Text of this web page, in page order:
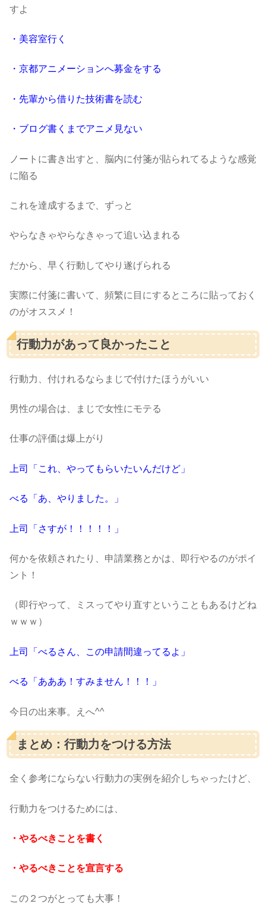
すよ
・美容室行く
・京都アニメーションへ募金をする
・先輩から借りた技術書を読む
・ブログ書くまでアニメ見ない
ノートに書き出すと、脳内に付箋が貼られてるような感覚
に陥る
これを達成するまで、ずっと
やらなきゃやらなきゃって追い込まれる
だから、早く行動してやり遂げられる
実際に付箋に書いて、頻繁に目にするところに貼っておく
のがオススメ！
行動力があって良かったこと
行動力、付けれるならまじで付けたほうがいい
男性の場合は、まじで女性にモテる
仕事の評価は爆上がり
上司「これ、やってもらいたいんだけど」
べる「あ、やりました。」
上司「さすが！！！！！」
何かを依頼されたり、申請業務とかは、即行やるのがポイ
ント！
（即行やって、ミスってやり直すということもあるけどね
ｗｗｗ）
上司「べるさん、この申請間違ってるよ」
べる「あああ！すみません！！！」
今日の出来事。えへ^^
まとめ：行動力をつける方法
全く参考にならない行動力の実例を紹介しちゃったけど、
行動力をつけるためには、
・やるべきことを書く
・やるべきことを宣言する
この２つがとっても大事！